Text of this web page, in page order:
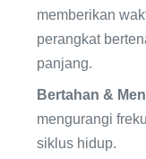
memberikan
perangkat
panjang.
Bertahan &
mengurangi
siklus hidup.